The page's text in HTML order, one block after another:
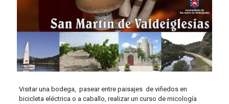
Visitar una bodega, pasear entre paisajes de viñedos en
bicicleta eléctrica o a caballo, realizar un curso de micología